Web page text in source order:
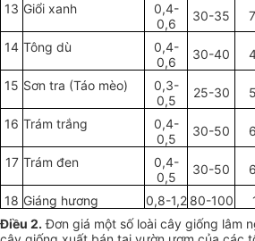
13 Giổi xanh
0,4-
0,6
30-35
14 Tông dù
0,4-
0,6
30-40
15 Sơn tra (Táo mèo)
0,3-
0,5
25-30
16 Trám trắng
0,4-
0,5
30-50
17 Trám đen
0,4-
0,5
30-50
18 Giáng hương 0,8-1,2 80-100
Điều 2. Đơn giá một số loài cây giống lâm